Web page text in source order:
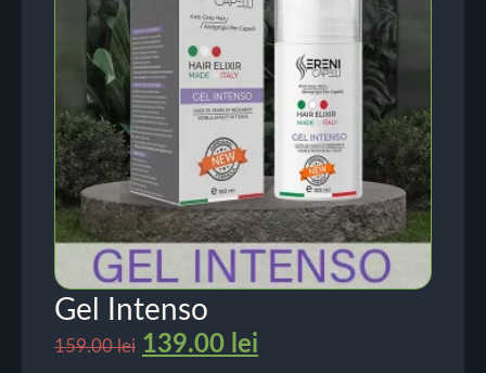
Gel Intenso
159.00lei 139.00 lei